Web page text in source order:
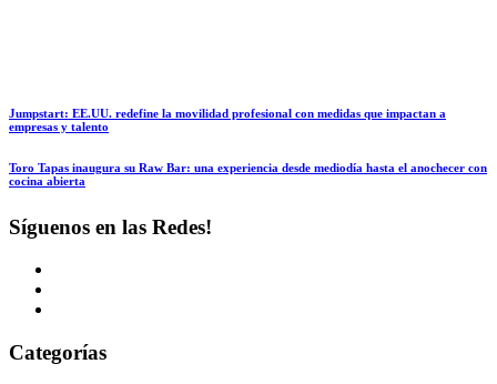
Jumpstart: EE.UU. redefine la movilidad profesional con medidas que impactan a
empresas y talento
Toro Tapas inaugura su Raw Bar: una experiencia desde mediodía hasta el anochecer con
cocina abierta
Síguenos en las Redes!
Categorías